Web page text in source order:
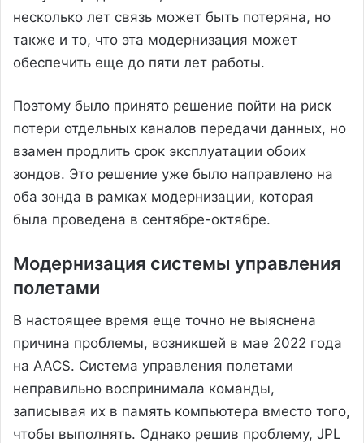
несколько лет связь может быть потеряна, но
также и то, что эта модернизация может
обеспечить еще до пяти лет работы.
Поэтому было принято решение пойти на риск
потери отдельных каналов передачи данных, но
взамен продлить срок эксплуатации обоих
зондов. Это решение уже было направлено на
оба зонда в рамках модернизации, которая
была проведена в сентябре-октябре.
Модернизация системы управления
полетами
В настоящее время еще точно не выяснена
причина проблемы, возникшей в мае 2022 года
на AACS. Система управления полетами
неправильно воспринимала команды,
записывая их в память компьютера вместо того,
чтобы выполнять. Однако решив проблему, JPL